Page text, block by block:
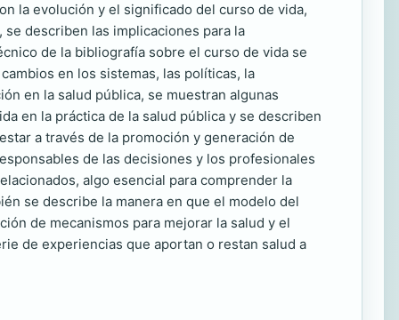
la evolución y el significado del curso de vida,
describen las implicaciones para la
de la bibliografía sobre el curso de vida se
en los sistemas, las políticas, la
en la salud pública, se muestran algunas
en la práctica de la salud pública y se describen
a través de la promoción y generación de
de las decisiones y los profesionales
algo esencial para comprender la
se describe la manera en que el modelo del
de mecanismos para mejorar la salud y el
de experiencias que aportan o restan salud a